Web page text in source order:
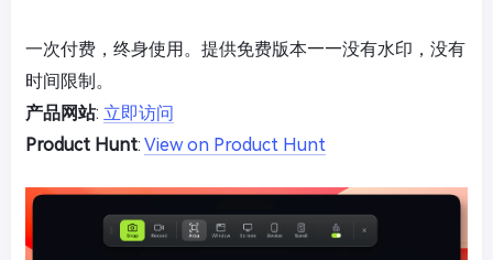
一次付费，终身使用。提供免费版本——没有水印，没有
时间限制。
产品网站: 立即访问
Product Hunt: View on Product Hunt